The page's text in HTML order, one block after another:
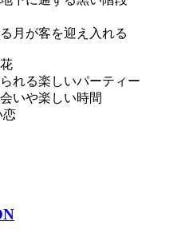
月が客を迎え入れる
れる楽しいパーティー
いや楽しい時間
恋